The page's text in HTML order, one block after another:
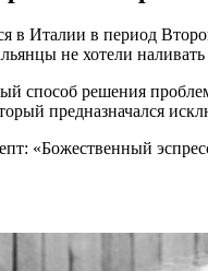
в Италии в период
не хотели
способ решения
предназначался
«Божественный